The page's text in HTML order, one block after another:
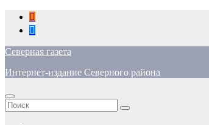
Перейти
содержимому
Северная газета
Интернет-издание Северного района